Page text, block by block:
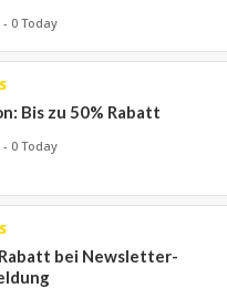
- 0 Today
Bis zu 50% Rabatt
- 0 Today
bei Newsletter-